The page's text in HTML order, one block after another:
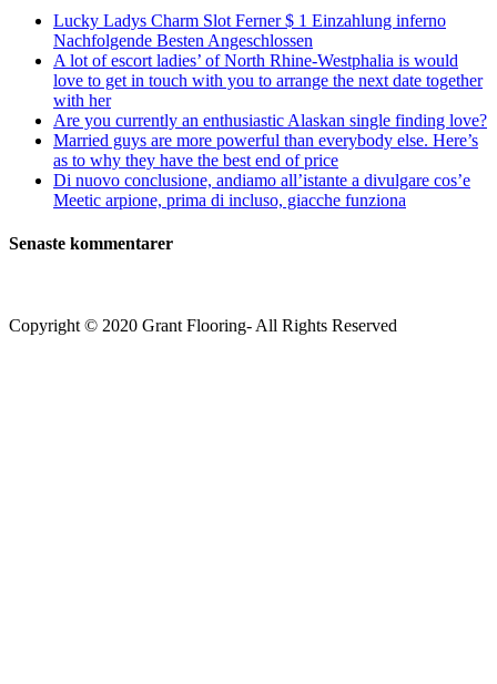
un
varon
en
la
primera
citacion?
Lucky Ladys Charm Slot Ferner $ 1 Einzahlung inferno
Nachfolgende Besten Angeschlossen
A lot of escort ladies’ of North Rhine-Westphalia is would
love to get in touch with you to arrange the next date together
with her
Are you currently an enthusiastic Alaskan single finding love?
Married guys are more powerful than everybody else. Here’s
as to why they have the best end of price
Di nuovo conclusione, andiamo all’istante a divulgare cos’e
Meetic arpione, prima di incluso, giacche funziona
Senaste kommentarer
Copyright © 2020 Grant Flooring- All Rights Reserved